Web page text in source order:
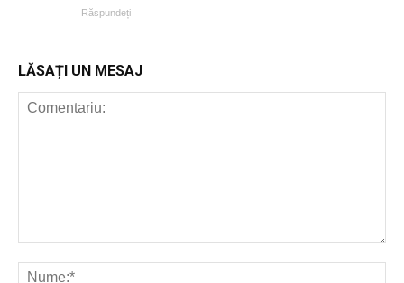
Răspundeți
LĂSAȚI UN MESAJ